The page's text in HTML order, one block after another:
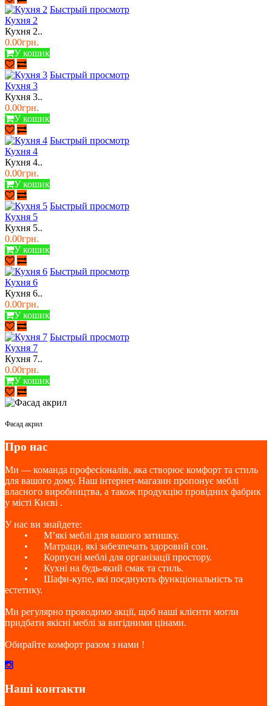
Быстрый просмотр
Кухня 2
Кухня 2..
0.00грн.
У кошик
Быстрый просмотр
Кухня 3
Кухня 3..
0.00грн.
У кошик
Быстрый просмотр
Кухня 4
Кухня 4..
0.00грн.
У кошик
Быстрый просмотр
Кухня 5
Кухня 5..
0.00грн.
У кошик
Быстрый просмотр
Кухня 6
Кухня 6..
0.00грн.
У кошик
Быстрый просмотр
Кухня 7
Кухня 7..
0.00грн.
У кошик
Фасад акрил
Про нас
Ми — команда професіоналів, яка створює комфорт та стиль
для вашого дому. Наш інтернет-магазин пропонує меблі
власного виробництва, а також продукцію провідних фабрик
у місті Києві .
У нас ви знайдете:
•
М’які меблі для вашого затишку.
•
Матраци, які забезпечать здоровий сон.
•
Корпусні меблі для організації простору.
•
Кухні на будь-який смак та стиль.
•
Шафи-купе, які поєднують функціональність та
естетику.
Ми регулярно проводимо акції, щоб наші клієнти могли
придбати якісні меблі за вигідними цінами.
Обирайте комфорт разом з нами !
Наші контакти